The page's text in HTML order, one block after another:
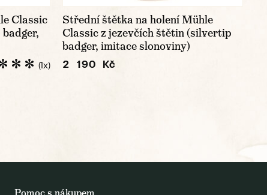
Classic
(1x)
Střední štětka na holení Mühle
Classic z jezevčích štětin (silvertip
badger, imitace slonoviny)
2 190 Kč